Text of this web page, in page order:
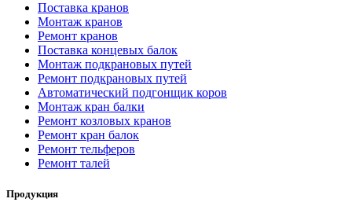
Поставка кранов
Монтаж кранов
Ремонт кранов
Поставка концевых балок
Монтаж подкрановых путей
Ремонт подкрановых путей
Автоматический подгонщик коров
Монтаж кран балки
Ремонт козловых кранов
Ремонт кран балок
Ремонт тельферов
Ремонт талей
Продукция